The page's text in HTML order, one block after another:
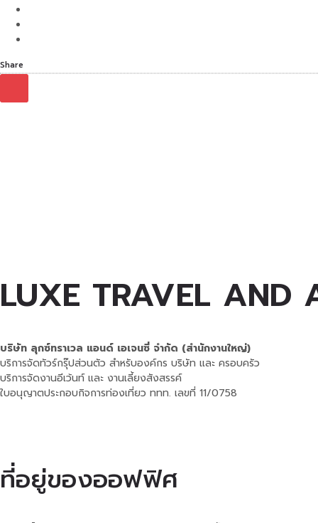
Share
LUXE TRAVEL AND
บริษัท ลุกซ์ทราเวล แอนด์ เอเจนซี่ จำกัด (สำนักงานใหญ่)
บริการจัดทัวร์กรุ๊ปส่วนตัว สำหรับองค์กร บริษัท และ ครอบครัว
บริการจัดงานอีเว้นท์ และ งานเลี้ยงสังสรรค์
ใบอนุญาตประกอบกิจการท่องเที่ยว ททท. เลขที่ 11/0758
ที่อยู่ของออฟฟิศ